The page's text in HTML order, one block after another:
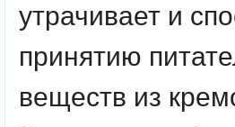
утрачивает и
принятию
веществ из